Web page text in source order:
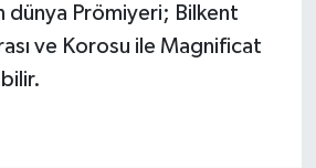
Prömiyeri; Bilkent
ve Korosu ile Magnificat